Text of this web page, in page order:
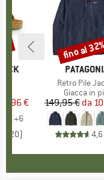
ridotto
€
+6
20)
MARCHIO
Articolo
Retro Pile
Gruppo di
Giacca in
149,95 € da
4,6
Sconto
fino al